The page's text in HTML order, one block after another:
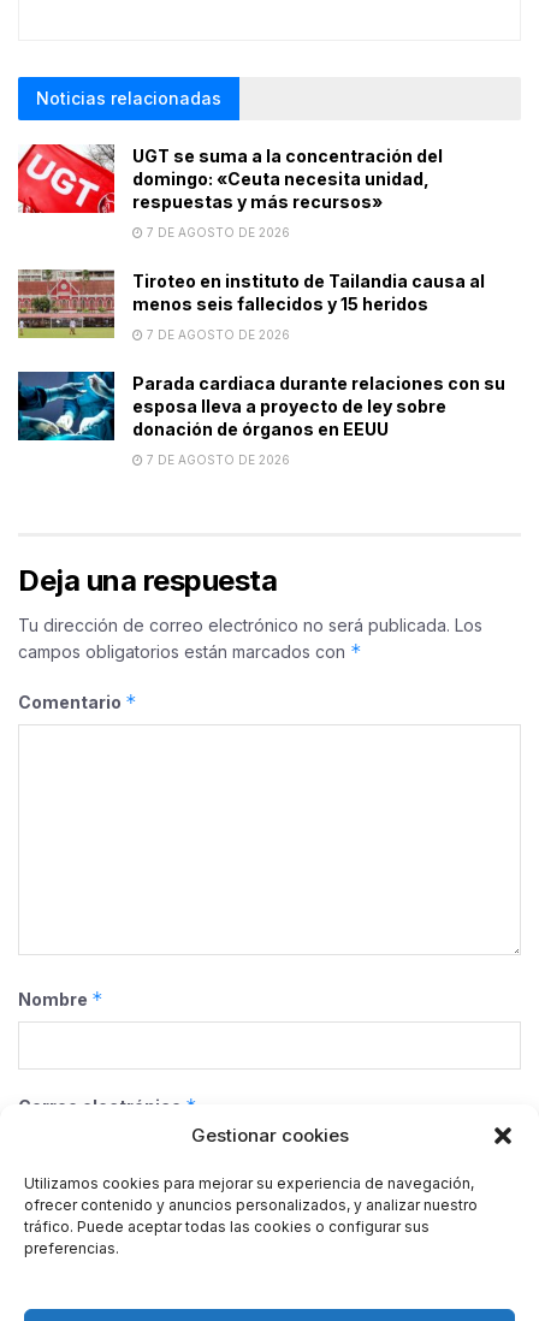
Gestionar cookies
Utilizamos cookies para mejorar su experiencia de navegación,
ofrecer contenido y anuncios personalizados, y analizar nuestro
tráfico. Puede aceptar todas las cookies o configurar sus
preferencias.
Noticias relacionadas
UGT se suma a la concentración del
domingo: «Ceuta necesita unidad,
respuestas y más recursos»
7 DE AGOSTO DE 2026
Tiroteo en instituto de Tailandia causa al
menos seis fallecidos y 15 heridos
7 DE AGOSTO DE 2026
Parada cardiaca durante relaciones con su
esposa lleva a proyecto de ley sobre
donación de órganos en EEUU
7 DE AGOSTO DE 2026
Deja una respuesta
Tu dirección de correo electrónico no será publicada. Los
campos obligatorios están marcados con *
Comentario *
Nombre *
Correo electrónico *
Web